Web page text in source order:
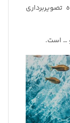
30متری، آماده تصویربرداری
… است.